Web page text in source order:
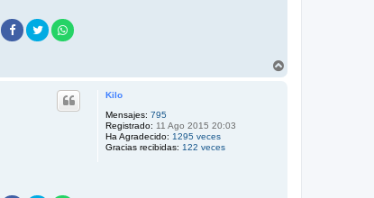
Kilo
Mensajes: 795
Registrado: 11 Ago 2015 20:03
Ha Agradecido: 1295 veces
Gracias recibidas: 122 veces